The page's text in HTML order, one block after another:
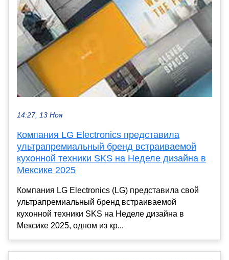
14:27, 13 Ноя
Компания LG Electronics представила
ультрапремиальный бренд встраиваемой
кухонной техники SKS на Неделе дизайна в
Мексике 2025
Компания LG Electronics (LG) представила свой
ультрапремиальный бренд встраиваемой
кухонной техники SKS на Неделе дизайна в
Мексике 2025, одном из кр...